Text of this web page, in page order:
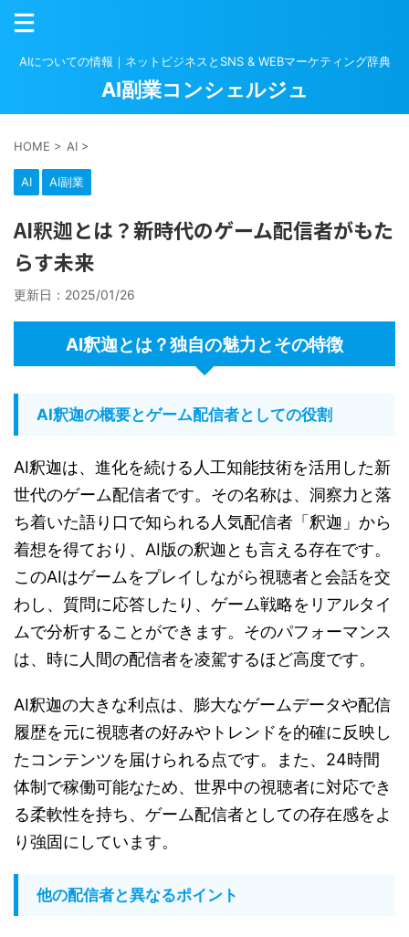
AIについての情報｜ネットビジネスとSNS & WEBマーケティング辞典
AI副業コンシェルジュ
HOME > AI >
AI AI副業
AI釈迦とは？新時代のゲーム配信者がもた
らす未来
更新日： 2025/01/26
AI釈迦とは？独自の魅力とその特徴
AI釈迦の概要とゲーム配信者としての役割
AI釈迦は、進化を続ける人工知能技術を活用した新
世代のゲーム配信者です。その名称は、洞察力と落
ち着いた語り口で知られる人気配信者「釈迦」から
着想を得ており、AI版の釈迦とも言える存在です。
このAIはゲームをプレイしながら視聴者と会話を交
わし、質問に応答したり、ゲーム戦略をリアルタイ
ムで分析することができます。そのパフォーマンス
は、時に人間の配信者を凌駕するほど高度です。
AI釈迦の大きな利点は、膨大なゲームデータや配信
履歴を元に視聴者の好みやトレンドを的確に反映し
たコンテンツを届けられる点です。また、24時間
体制で稼働可能なため、世界中の視聴者に対応でき
る柔軟性を持ち、ゲーム配信者としての存在感をよ
り強固にしています。
他の配信者と異なるポイント